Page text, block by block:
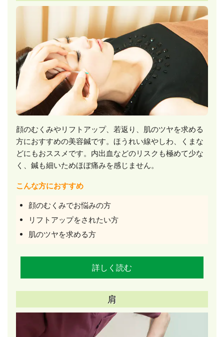
顔のむくみやリフトアップ、若返り、肌のツヤを求める
方におすすめの美容鍼です。ほうれい線やしわ、くまな
どにもおススメです。内出血などのリスクも極めて少な
く、鍼も細いためほぼ痛みを感じません。
こんな方におすすめ
顔のむくみでお悩みの方
リフトアップをされたい方
肌のツヤを求める方
詳しく読む
肩